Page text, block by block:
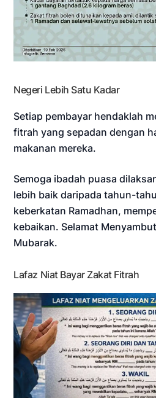
Negeri Lebih Satu Kadar
Setiap pembayar hendaklah
fitrah yang sepadan dengan
makanan mereka.
Semoga ibadah puasa
lebih baik daripada tahun-
keberkatan Ramadhan,
kebaikan. Selamat
Mubarak.
Lafaz Niat Bayar Zakat Fitrah